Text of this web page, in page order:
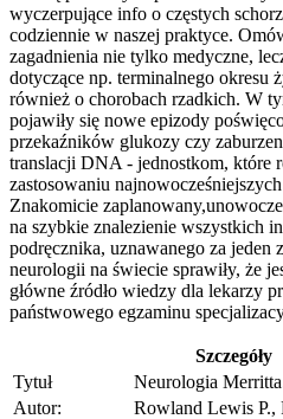
wyczerpujące info o częstych
codziennie w naszej praktyce.
zagadnienia nie tylko medyczne,
dotyczące np. terminalnego okresu
również o chorobach rzadkich. W
pojawiły się nowe epizody
przekaźników glukozy czy
translacji DNA - jednostkom, które
zastosowaniu
Znakomicie
na szybkie znalezienie wszystkich
podręcznika, uznawanego za jeden
neurologii na świecie sprawiły, że
główne źródło wiedzy dla lekarzy
państwowego egzaminu
Szczegóły
Tytuł
Neurologia
Autor:
Rowland Lewis P.,